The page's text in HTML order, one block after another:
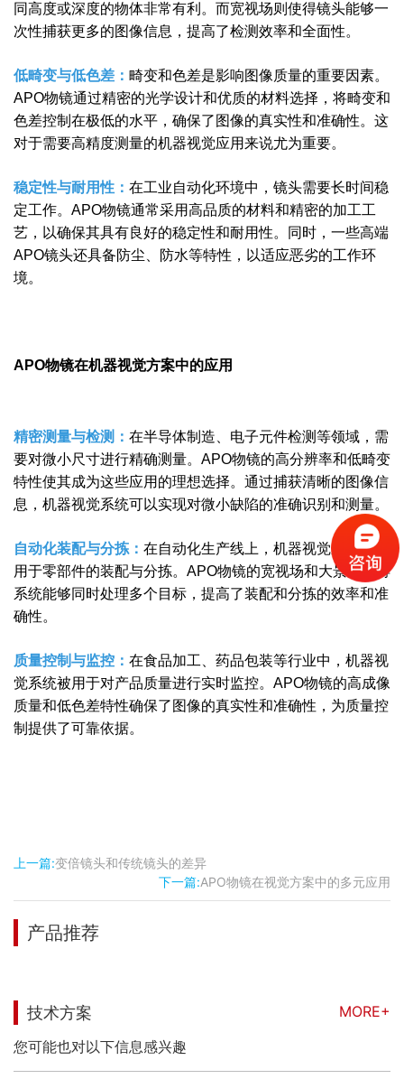
同高度或深度的物体非常有利。而宽视场则使得镜头能够一
次性捕获更多的图像信息，提高了检测效率和全面性。
低畸变与低色差： 畸变和色差是影响图像质量的重要因素。
APO物镜通过精密的光学设计和优质的材料选择，将畸变和
色差控制在极低的水平，确保了图像的真实性和准确性。这
对于需要高精度测量的机器视觉应用来说尤为重要。
稳定性与耐用性： 在工业自动化环境中，镜头需要长时间稳
定工作。APO物镜通常采用高品质的材料和精密的加工工
艺，以确保其具有良好的稳定性和耐用性。同时，一些高端
APO镜头还具备防尘、防水等特性，以适应恶劣的工作环
境。
APO物镜在机器视觉方案中的应用
精密测量与检测： 在半导体制造、电子元件检测等领域，需
要对微小尺寸进行精确测量。APO物镜的高分辨率和低畸变
特性使其成为这些应用的理想选择。通过捕获清晰的图像信
息，机器视觉系统可以实现对微小缺陷的准确识别和测量。
自动化装配与分拣： 在自动化生产线上，机器视觉系统常被
用于零部件的装配与分拣。APO物镜的宽视场和大景深使得
系统能够同时处理多个目标，提高了装配和分拣的效率和准
确性。
质量控制与监控： 在食品加工、药品包装等行业中，机器视
觉系统被用于对产品质量进行实时监控。APO物镜的高成像
质量和低色差特性确保了图像的真实性和准确性，为质量控
制提供了可靠依据。
上一篇:变倍镜头和传统镜头的差异
下一篇:APO物镜在视觉方案中的多元应用
产品推荐
技术方案
MORE+
您可能也对以下信息感兴趣